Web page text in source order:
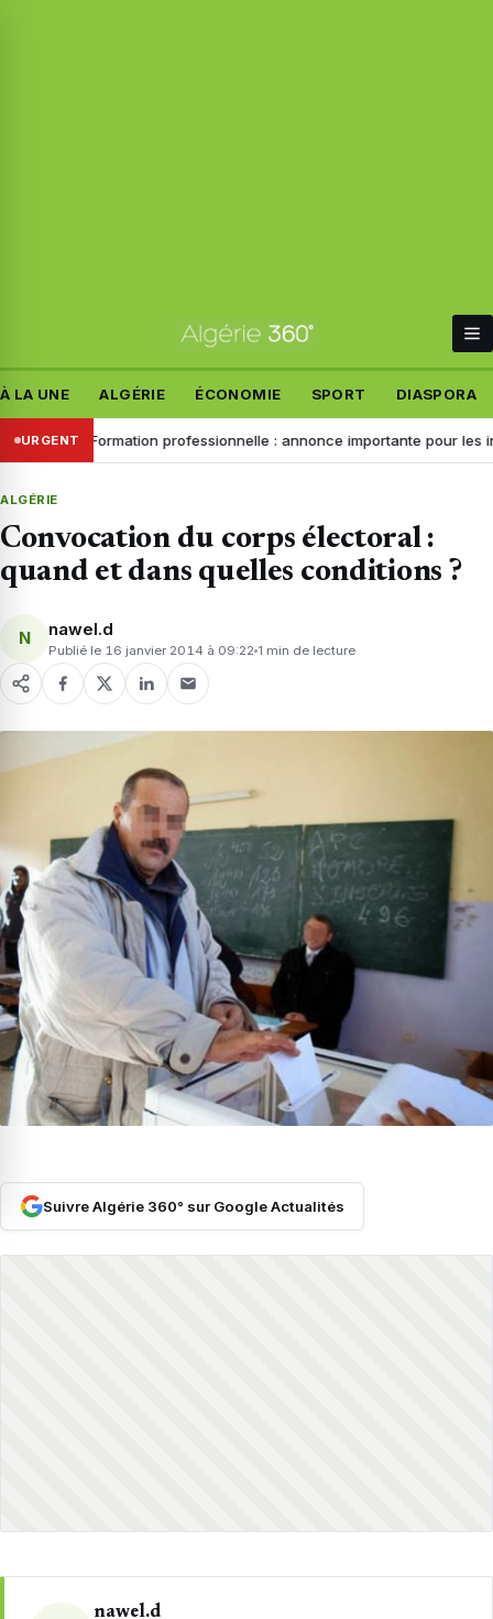
À LA UNE ALGÉRIE ÉCONOMIE SPORT DIASPORA
URGENTFormation professionnelle : annonce importante pour les
ALGÉRIE
Convocation du corps électoral :
quand et dans quelles conditions ?
N nawel.d
Publié le 16 janvier 2014 à 09:22 1 min de lecture
Suivre Algérie 360° sur Google Actualités
nawel.d